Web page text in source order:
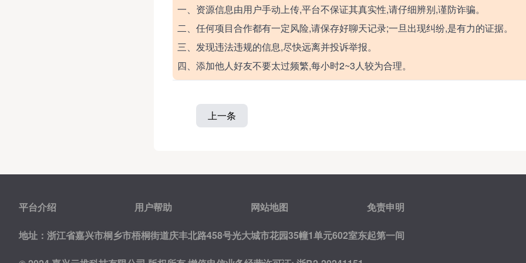
一、资源信息由用户手动上传,平台不保证其真实性,请仔细辨别,谨防诈骗。
二、任何项目合作都有一定风险,请保存好聊天记录;一旦出现纠纷,是有力的证据。
三、发现违法违规的信息,尽快远离并投诉举报。
四、添加他人好友不要太过频繁,每小时2~3人较为合理。
上一条
平台介绍 用户帮助 网站地图 免责申明
地址：浙江省嘉兴市桐乡市梧桐街道庆丰北路458号光大城市花园35幢1单元602室东起第一间